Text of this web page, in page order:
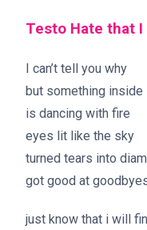
Testo Hate that I
I can’t tell you why
but something inside
is dancing with fire
eyes lit like the sky
turned tears into
got good at
just know that i will